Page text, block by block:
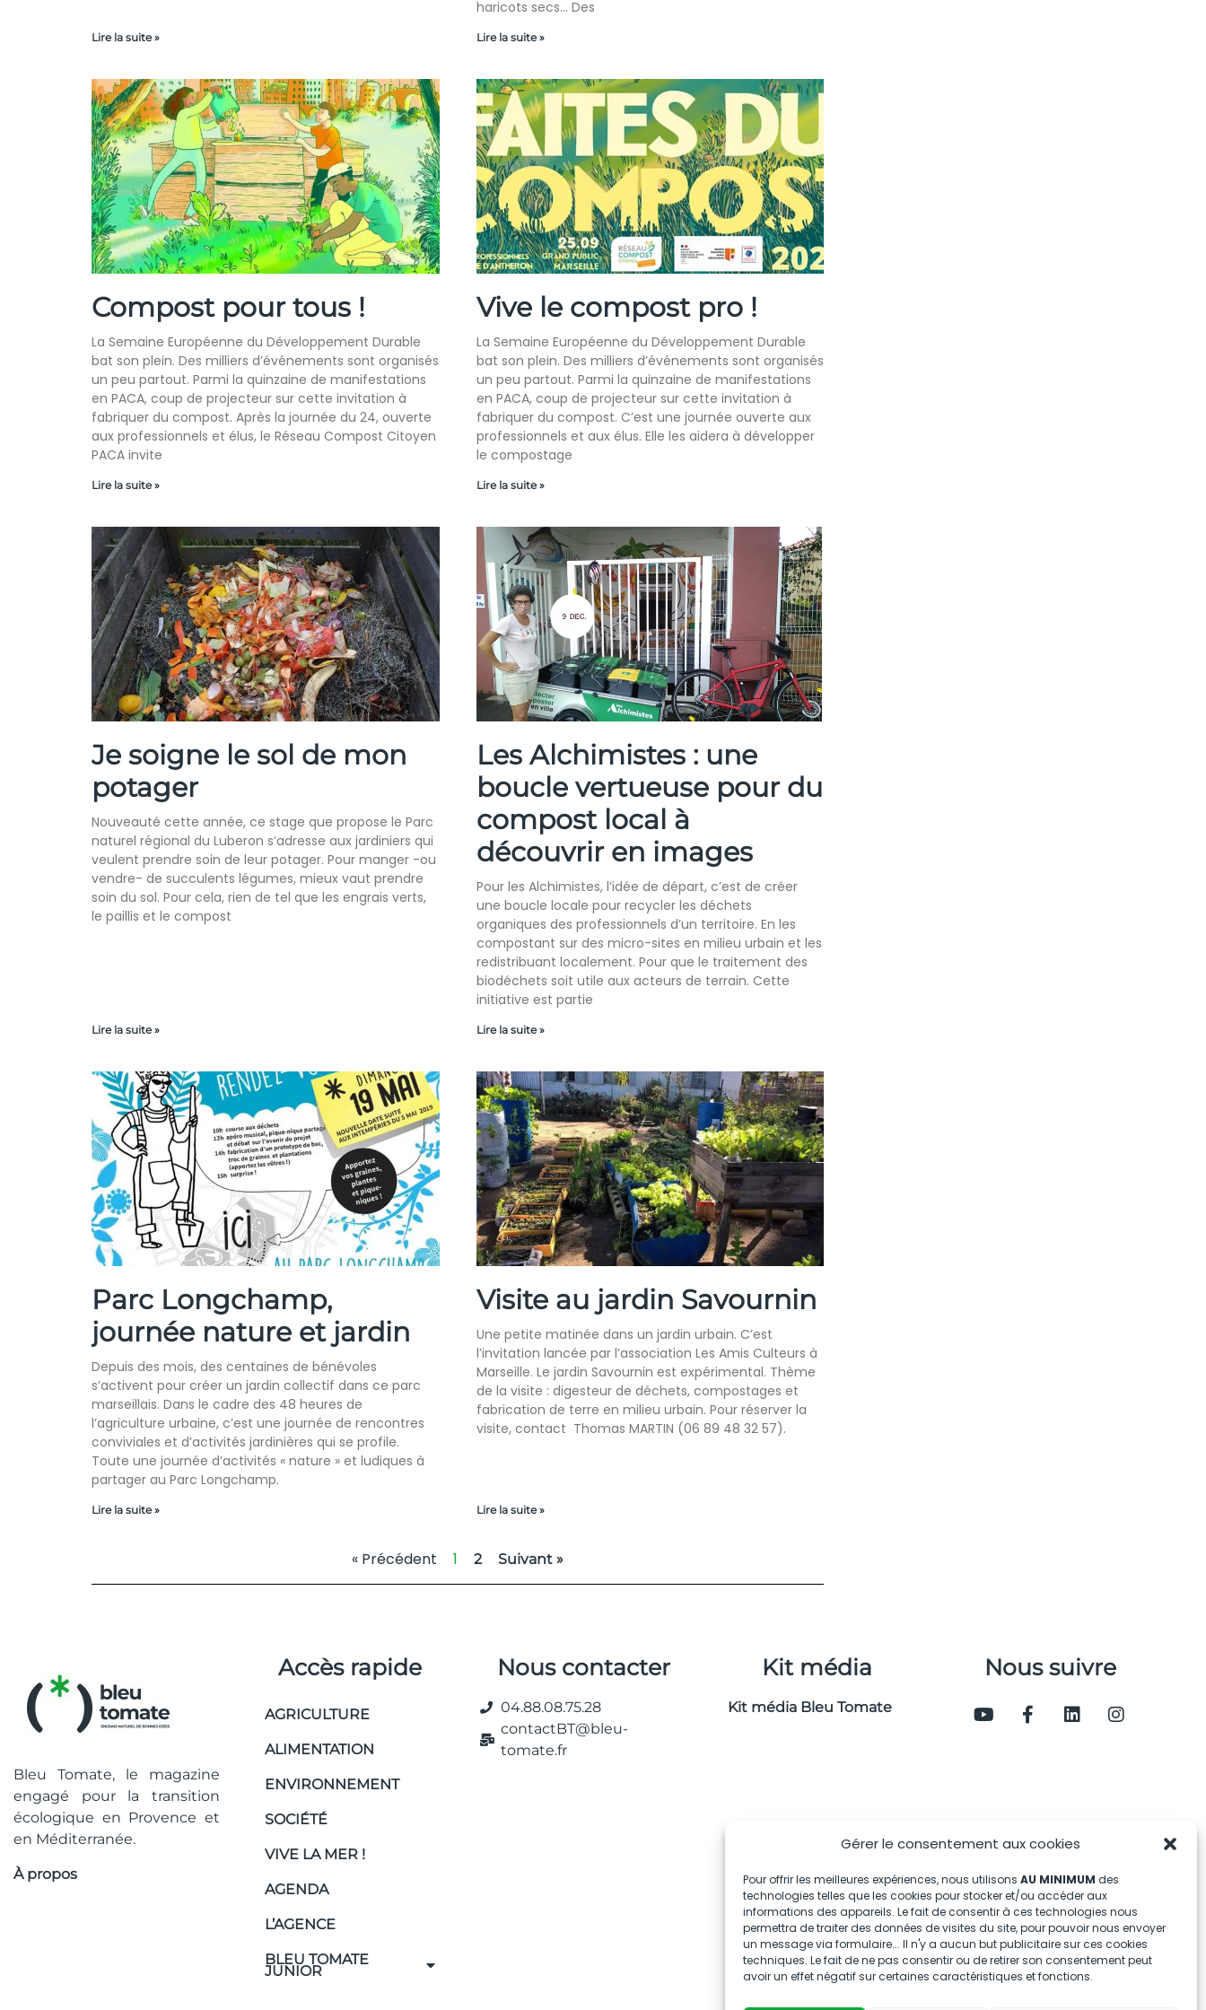
Gérer le consentement aux cookies
Pour offrir les meilleures expériences, nous utilisons AU MINIMUM des
technologies telles que les cookies pour stocker et/ou accéder aux
informations des appareils. Le fait de consentir à ces technologies nous
permettra de traiter des données de visites du site, pour pouvoir nous envoyer
un message via formulaire... Il n'y a aucun but publicitaire sur ces cookies
techniques. Le fait de ne pas consentir ou de retirer son consentement peut
avoir un effet négatif sur certaines caractéristiques et fonctions.
Lire la suite »
haricots secs… Des
Lire la suite »
Compost pour tous !
La Semaine Européenne du Développement Durable
bat son plein. Des milliers d’événements sont organisés
un peu partout. Parmi la quinzaine de manifestations
en PACA, coup de projecteur sur cette invitation à
fabriquer du compost. Après la journée du 24, ouverte
aux professionnels et élus, le Réseau Compost Citoyen
PACA invite
Lire la suite »
Vive le compost pro !
La Semaine Européenne du Développement Durable
bat son plein. Des milliers d’événements sont organisés
un peu partout. Parmi la quinzaine de manifestations
en PACA, coup de projecteur sur cette invitation à
fabriquer du compost. C’est une journée ouverte aux
professionnels et aux élus. Elle les aidera à développer
le compostage
Lire la suite »
Je soigne le sol de mon
potager
Nouveauté cette année, ce stage que propose le Parc
naturel régional du Luberon s’adresse aux jardiniers qui
veulent prendre soin de leur potager. Pour manger -ou
vendre- de succulents légumes, mieux vaut prendre
soin du sol. Pour cela, rien de tel que les engrais verts,
le paillis et le compost
Lire la suite »
Les Alchimistes : une
boucle vertueuse pour du
compost local à
découvrir en images
Pour les Alchimistes, l’idée de départ, c’est de créer
une boucle locale pour recycler les déchets
organiques des professionnels d’un territoire. En les
compostant sur des micro-sites en milieu urbain et les
redistribuant localement. Pour que le traitement des
biodéchets soit utile aux acteurs de terrain. Cette
initiative est partie
Lire la suite »
Parc Longchamp,
journée nature et jardin
Depuis des mois, des centaines de bénévoles
s’activent pour créer un jardin collectif dans ce parc
marseillais. Dans le cadre des 48 heures de
l’agriculture urbaine, c’est une journée de rencontres
conviviales et d’activités jardinières qui se profile.
Toute une journée d’activités « nature » et ludiques à
partager au Parc Longchamp.
Lire la suite »
Visite au jardin Savournin
Une petite matinée dans un jardin urbain. C’est
l’invitation lancée par l’association Les Amis Culteurs à
Marseille. Le jardin Savournin est expérimental. Thème
de la visite : digesteur de déchets, compostages et
fabrication de terre en milieu urbain. Pour réserver la
visite, contact Thomas MARTIN (06 89 48 32 57).
Lire la suite »
« Précédent 1 2 Suivant »
Bleu Tomate, le magazine
engagé pour la transition
écologique en Provence et
en Méditerranée.
À propos
Accès rapide
AGRICULTURE
ALIMENTATION
ENVIRONNEMENT
SOCIÉTÉ
VIVE LA MER !
AGENDA
L’AGENCE
BLEU TOMATE
JUNIOR
Nous contacter
04.88.08.75.28
contactBT@bleu-
tomate.fr
Kit média
Kit média Bleu Tomate
Nous suivre